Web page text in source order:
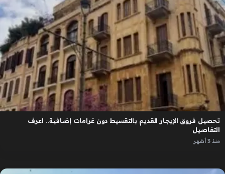
تحصيل فروق الإيجار القديم بالتقسيط دون غرامات إضافية.. اعرف
التفاصيل
منذ 3 أشهر